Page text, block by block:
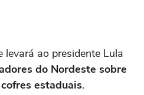
levará ao presidente Lula
do Nordeste sobre
estaduais.